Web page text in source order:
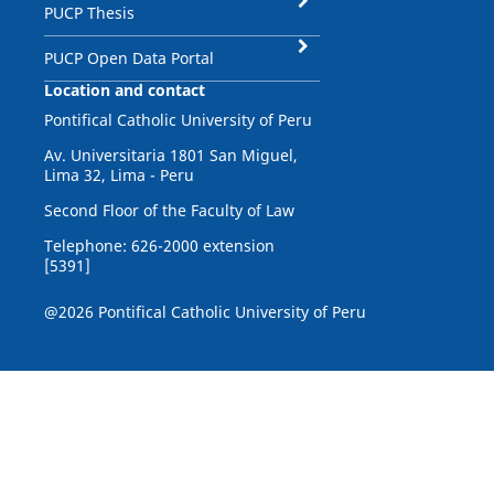
PUCP Thesis
PUCP Open Data Portal
Location and contact
Pontifical Catholic University of Peru
Av. Universitaria 1801 San Miguel,
Lima 32, Lima - Peru
Second Floor of the Faculty of Law
Telephone: 626-2000 extension
[5391]
@2026 Pontifical Catholic University of Peru